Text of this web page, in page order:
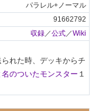
パラレル+ノーマル
91662792
収録 ／公式 ／Wiki
れた時、デッキからチ
のついたモンスター １